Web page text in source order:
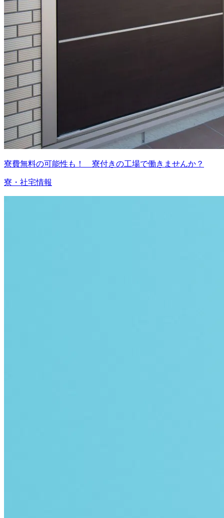
寮費無料の可能性も！ 寮付きの工場で働きませんか？
寮・社宅情報